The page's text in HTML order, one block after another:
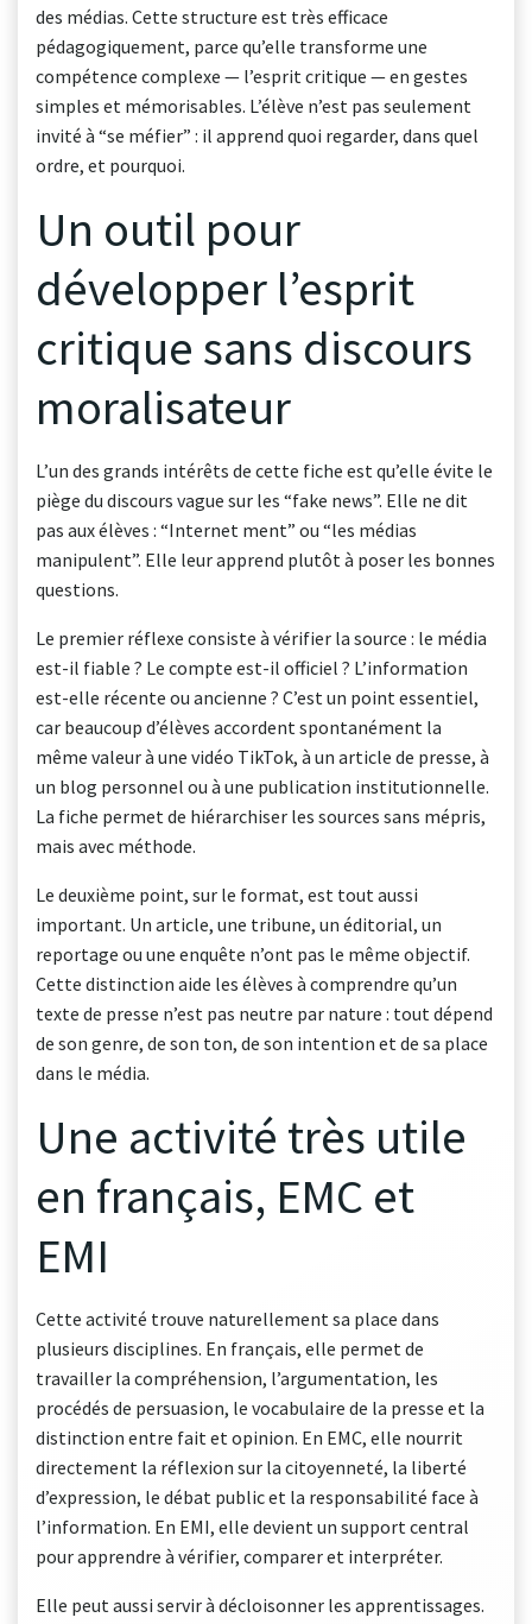
des médias. Cette structure est très efficace
pédagogiquement, parce qu’elle transforme une
compétence complexe — l’esprit critique — en gestes
simples et mémorisables. L’élève n’est pas seulement
invité à “se méfier” : il apprend quoi regarder, dans quel
ordre, et pourquoi.
Un outil pour
développer l’esprit
critique sans discours
moralisateur
L’un des grands intérêts de cette fiche est qu’elle évite le
piège du discours vague sur les “fake news”. Elle ne dit
pas aux élèves : “Internet ment” ou “les médias
manipulent”. Elle leur apprend plutôt à poser les bonnes
questions.
Le premier réflexe consiste à vérifier la source : le média
est-il fiable ? Le compte est-il officiel ? L’information
est-elle récente ou ancienne ? C’est un point essentiel,
car beaucoup d’élèves accordent spontanément la
même valeur à une vidéo TikTok, à un article de presse, à
un blog personnel ou à une publication institutionnelle.
La fiche permet de hiérarchiser les sources sans mépris,
mais avec méthode.
Le deuxième point, sur le format, est tout aussi
important. Un article, une tribune, un éditorial, un
reportage ou une enquête n’ont pas le même objectif.
Cette distinction aide les élèves à comprendre qu’un
texte de presse n’est pas neutre par nature : tout dépend
de son genre, de son ton, de son intention et de sa place
dans le média.
Une activité très utile
en français, EMC et
EMI
Cette activité trouve naturellement sa place dans
plusieurs disciplines. En français, elle permet de
travailler la compréhension, l’argumentation, les
procédés de persuasion, le vocabulaire de la presse et la
distinction entre fait et opinion. En EMC, elle nourrit
directement la réflexion sur la citoyenneté, la liberté
d’expression, le débat public et la responsabilité face à
l’information. En EMI, elle devient un support central
pour apprendre à vérifier, comparer et interpréter.
Elle peut aussi servir à décloisonner les apprentissages.